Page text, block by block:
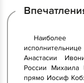
Наиболее
Анастасии
России
прямо Иосиф